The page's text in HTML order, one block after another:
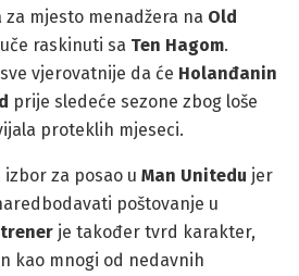
mjesto menadžera na Old
raskinuti sa Ten Hagom.
vjerovatnije da će Holanđanin
prije sledeće sezone zbog loše
proteklih mjeseci.
za posao u Man Unitedu jer
poštovanje u
je također tvrd karakter,
kao mnogi od nedavnih